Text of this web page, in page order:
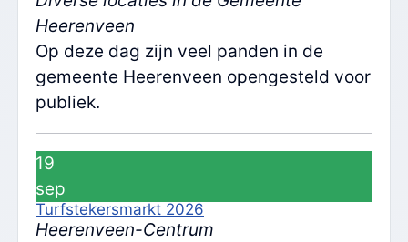
Heerenveen
Op deze dag zijn veel panden in de
gemeente Heerenveen opengesteld voor
publiek.
19
sep
Turfstekersmarkt 2026
Heerenveen-Centrum